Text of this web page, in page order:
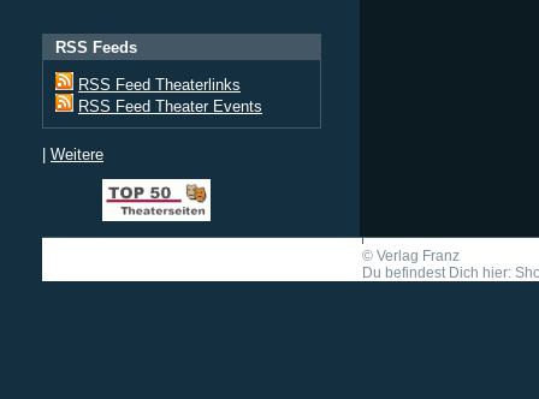
RSS Feeds
RSS Feed Theaterlinks
RSS Feed Theater Events
| Weitere
© Verlag Franz
Du befindest Dich hier: